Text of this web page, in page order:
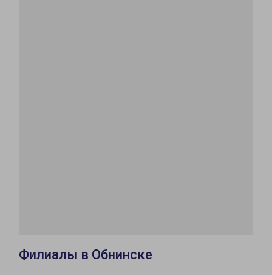
Филиалы в Обнинске